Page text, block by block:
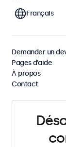
quelle
Filtrer (0)
Écrans 13 pouces
Supprimer tous
Français
Demander un
Pages d’aide
À propos
Contact